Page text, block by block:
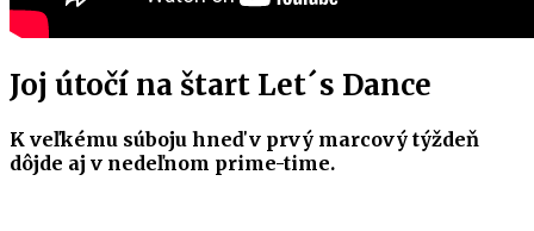
Joj útočí na štart Let´s Dance
K veľkému súboju hneď v prvý marcový týždeň
dôjde aj v nedeľnom prime-time.